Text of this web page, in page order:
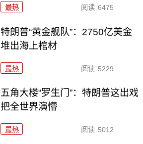
最热 阅读 6475
特朗普“黄金舰队”：2750亿美金
堆出海上棺材
最热 阅读 5229
五角大楼“罗生门”：特朗普这出戏
把全世界演懵
最热 阅读 5012